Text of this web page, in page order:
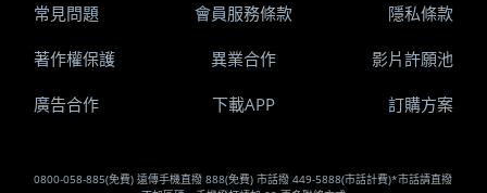
0800-058-885(免費) 遠傳手機直撥 888(免費) 市話撥 449-5888(市話計費)*市話請直撥
常見問題 會員服務條款 隱私條款
著作權保護 異業合作 影片許願池
廣告合作 下載APP 訂購方案